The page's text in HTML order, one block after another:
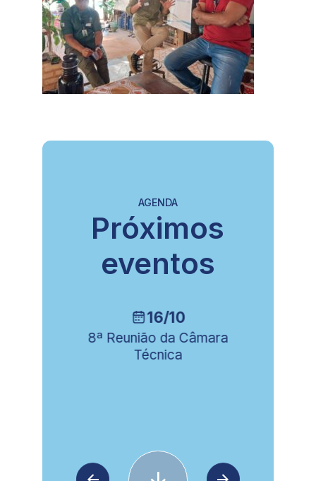
AGENDA
Próximos
eventos
16/10
8ª Reunião da Câmara
Técnica